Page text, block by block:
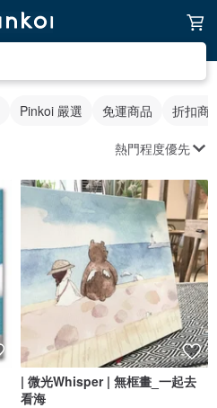
Pinkoi 嚴選 免運商品 折扣商
熱門程度優先
| 微光Whisper | 無框畫_一起去
看海